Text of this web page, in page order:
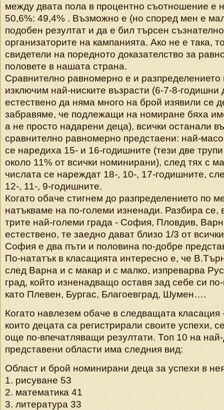
между двата пола в процентно съотношение е
50,6%: 49,4% . Възможно е (но според мен е
подобен резултат и да е бил търсен
организаторите на кампанията. Ако не е така,
свидетели на поредното доказателство за
половете в нашата страна.
Сравнително равномерно е и разпределението
изключим най-ниските възрасти (6-7-8-годишни
естествено да няма много на брой изявили се
забравяме, че подлежащи на номиране бяха
а не просто надарени деца), всички останали
сравнително равномерно предстаени: най-
се наредиха 15- и 16-годишните (тези две
около 11% от всички номинирани), след тях с
числата се нареждат 18-, 10-, 17-годишните,
12-, 11-, 9-годишните.
Когато обаче стигнем до разпределението по
натъкваме на по-големи изненади. Разбира се,
трите най-големи града - София, Пловдив,
естествено, те заедно дават близо 1/3 от
София е два пъти и половина по-добре
По-нататък в класацията интересно е, че
след Варна и с макар и с малко, изпреварва
град, който изненадващо оставя зад себе си
като Плевен, Бургас, Благоевград, Шумен….
Когато навлезем обаче в следващата класация
които децата са регистрирали своите успехи,
още по-впечатляващи резултати. Топ 10 на
представени области има следния вид:
Област и брой номинирани деца за успехи в
1. рисуване 53
2. математика 41
3. литература 33